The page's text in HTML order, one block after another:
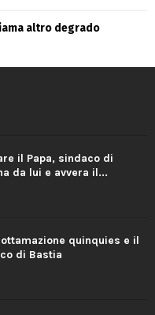
altro degrado
il Papa, sindaco di
da lui e avvera il...
quinquies e il
di Bastia